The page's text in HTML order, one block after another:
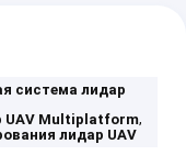
система лидар
UAV Multiplatform,
лидар UAV